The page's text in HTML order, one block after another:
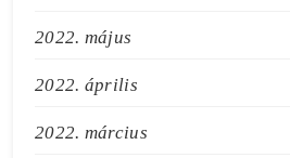
2022. május
2022. április
2022. március